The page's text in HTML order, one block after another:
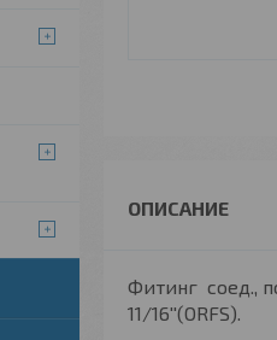
Фитинг соед.,
11/16''(ORFS).